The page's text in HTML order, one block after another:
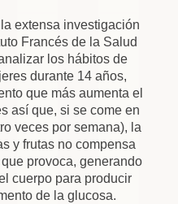
extensa investigación
Francés de la Salud
los hábitos de
durante 14 años,
que más aumenta el
así que, si se come en
veces por semana), la
y frutas no compensa
provoca, generando
cuerpo para producir
de la glucosa.